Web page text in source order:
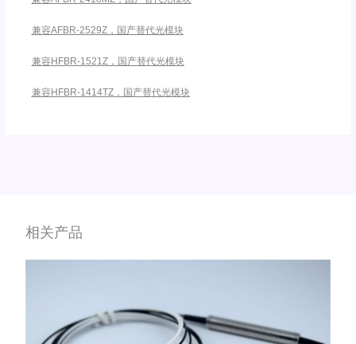
兼容AFBR-2529Z，国产替代光模块
兼容HFBR-1521Z，国产替代光模块
兼容HFBR-1414TZ，国产替代光模块
相关产品